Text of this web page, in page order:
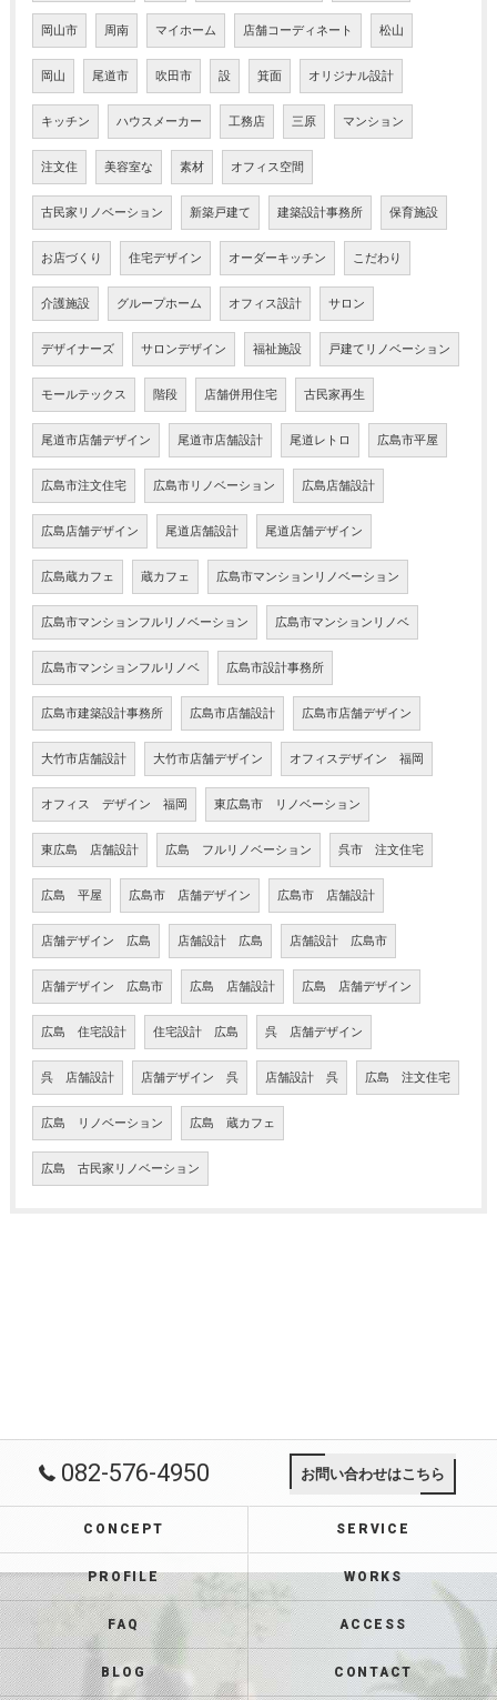
岡山市 周南 マイホーム 店舗コーディネート 松山
岡山 尾道市 吹田市 設 箕面 オリジナル設計
キッチン ハウスメーカー 工務店 三原 マンション
注文住 美容室な 素材 オフィス空間
古民家リノベーション 新築戸建て 建築設計事務所 保育施設
お店づくり 住宅デザイン オーダーキッチン こだわり
介護施設 グループホーム オフィス設計 サロン
デザイナーズ サロンデザイン 福祉施設 戸建てリノベーション
モールテックス 階段 店舗併用住宅 古民家再生
尾道市店舗デザイン 尾道市店舗設計 尾道レトロ 広島市平屋
広島市注文住宅 広島市リノベーション 広島店舗設計
広島店舗デザイン 尾道店舗設計 尾道店舗デザイン
広島蔵カフェ 蔵カフェ 広島市マンションリノベーション
広島市マンションフルリノベーション 広島市マンションリノベ
広島市マンションフルリノベ 広島市設計事務所
広島市建築設計事務所 広島市店舗設計 広島市店舗デザイン
大竹市店舗設計 大竹市店舗デザイン オフィスデザイン 福岡
オフィス デザイン 福岡 東広島市 リノベーション
東広島 店舗設計 広島 フルリノベーション 呉市 注文住宅
広島 平屋 広島市 店舗デザイン 広島市 店舗設計
店舗デザイン 広島 店舗設計 広島 店舗設計 広島市
店舗デザイン 広島市 広島 店舗設計 広島 店舗デザイン
広島 住宅設計 住宅設計 広島 呉 店舗デザイン
呉 店舗設計 店舗デザイン 呉 店舗設計 呉 広島 注文住宅
広島 リノベーション 広島 蔵カフェ
広島 古民家リノベーション
082-576-4950 お問い合わせはこちら
CONCEPT SERVICE
PROFILE WORKS
FAQ ACCESS
BLOG CONTACT